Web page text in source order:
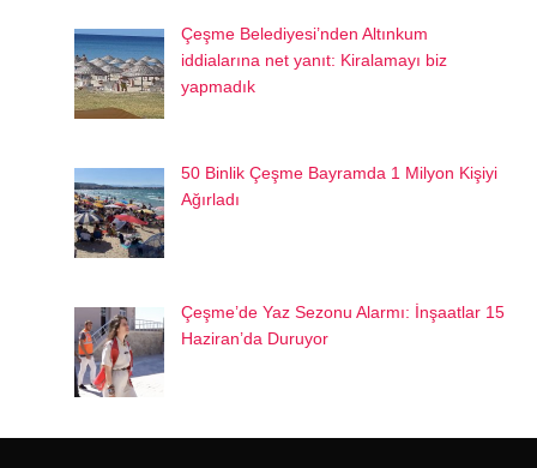
Çeşme Belediyesi’nden Altınkum
iddialarına net yanıt: Kiralamayı biz
yapmadık
50 Binlik Çeşme Bayramda 1 Milyon Kişiyi
Ağırladı
Çeşme’de Yaz Sezonu Alarmı: İnşaatlar 15
Haziran’da Duruyor